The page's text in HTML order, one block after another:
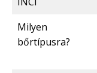
Milyen
bőrtípusra?